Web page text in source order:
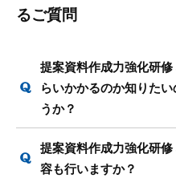
るご質問
提案資料作成力強化研
らいかかるのか知りた
うか？
提案資料作成力強化研
容も行いますか？